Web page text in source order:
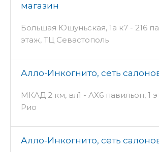
магазин
Большая Юшуньская, 1а к7 - 216
этаж, ТЦ Севастополь
Алло-Инкогнито, сеть
МКАД 2 км, вл1 - АХ6 павильон, 1
Рио
Алло-Инкогнито, сеть